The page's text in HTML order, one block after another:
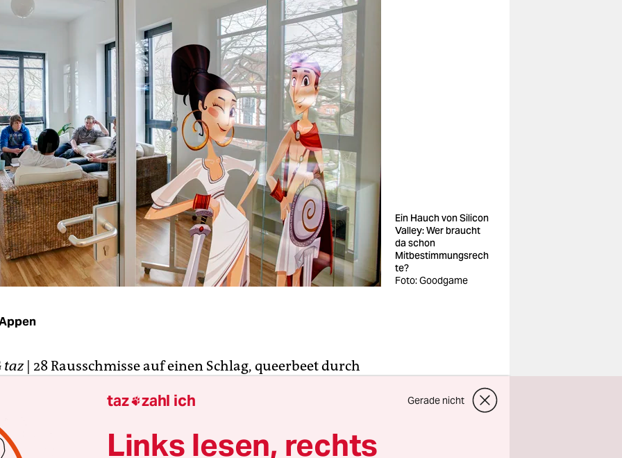
Ein Hauch von Silicon
Valley: Wer braucht
da schon
Mitbestimmungsrech
te?
Foto: Goodgame
taz | 28 Rausschmisse auf einen Schlag, queerbeet durch
der Zahl der Kündigungen selbst, die sich da
Hamburger Online-Spiele-Entwickler Goodgame
weil die entlassenen Software-Entwickler,
taz zahl ich Gerade nicht
Links lesen, rechts